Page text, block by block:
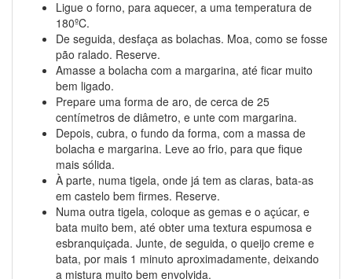
Ligue o forno, para aquecer, a uma temperatura de
180ºC.
De seguida, desfaça as bolachas. Moa, como se fosse
pão ralado. Reserve.
Amasse a bolacha com a margarina, até ficar muito
bem ligado.
Prepare uma forma de aro, de cerca de 25
centímetros de diâmetro, e unte com margarina.
Depois, cubra, o fundo da forma, com a massa de
bolacha e margarina. Leve ao frio, para que fique
mais sólida.
À parte, numa tigela, onde já tem as claras, bata-as
em castelo bem firmes. Reserve.
Numa outra tigela, coloque as gemas e o açúcar, e
bata muito bem, até obter uma textura espumosa e
esbranquiçada. Junte, de seguida, o queijo creme e
bata, por mais 1 minuto aproximadamente, deixando
a mistura muito bem envolvida.